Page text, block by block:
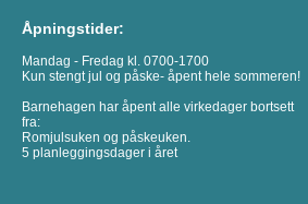
Åpningstider:
Mandag - Fredag kl. 0700-1700
Kun stengt jul og påske- åpent hele sommeren!
Barnehagen har åpent alle virkedager bortsett
fra:
Romjulsuken og påskeuken.
5 planleggingsdager i året